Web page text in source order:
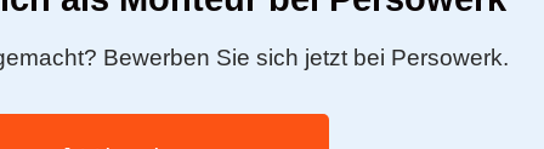
Bewerben Sie sich jetzt bei Persowerk.